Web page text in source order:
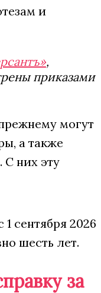
и
,
приказами
могут
а также
С них эту
сентября 2026
шесть лет.
за